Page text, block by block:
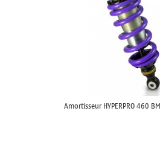
Amortisseur HYPERPRO 460